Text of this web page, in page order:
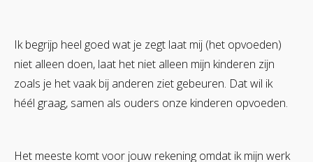
Ik begrijp heel goed wat je zegt laat mij (het opvoeden)
niet alleen doen, laat het niet alleen mijn kinderen zijn
zoals je het vaak bij anderen ziet gebeuren. Dat wil ik
héél graag, samen als ouders onze kinderen opvoeden.
Het meeste komt voor jouw rekening omdat ik mijn werk